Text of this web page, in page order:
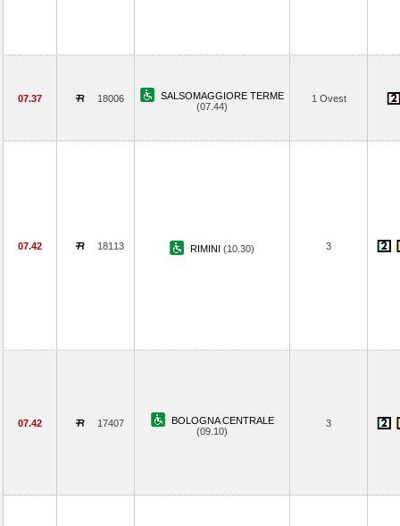
07.37 18006
SALSOMAGGIORE TERME
(07.44)
1 Ovest
07.42 18113 RIMINI (10.30) 3
07.42 17407
BOLOGNA CENTRALE
(09.10)
3